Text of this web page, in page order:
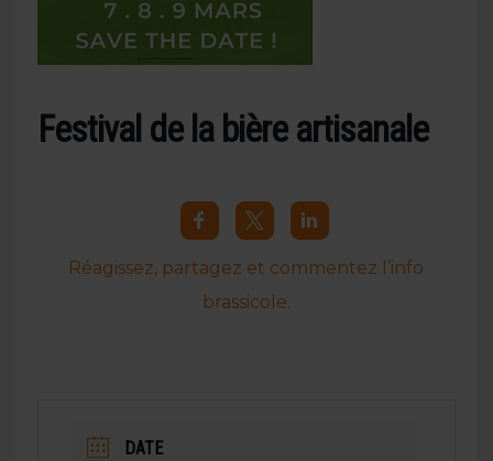
Festival de la bière artisanale
Réagissez, partagez et commentez l’info
brassicole.
DATE